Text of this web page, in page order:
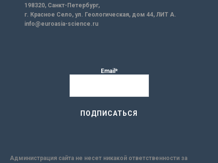
198320, Санкт-Петербург,
г. Красное Село, ул. Геологическая, дом 44, ЛИТ А.
info@euroasia-science.ru
Email*
Администрация сайта не несет никакой ответственности за